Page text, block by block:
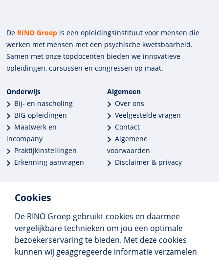
Cookies
De RINO Groep gebruikt cookies en daarmee
vergelijkbare technieken om jou een optimale
bezoekerservaring te bieden. Met deze cookies
kunnen wij geaggregeerde informatie verzamelen
De RINO Groep is een opleidings­insti­tuut voor mensen die
werken met mensen met een psychische kwets­baar­heid.
Samen met onze top­docenten bieden we innova­tieve
opleidingen, cursussen en congres­sen op maat.
Onderwijs
Bij- en nascholing
BIG-opleidingen
Maatwerk en
incompany
Praktijkinstellingen
Erkenning aanvragen
Algemeen
Over ons
Veelgestelde vragen
Contact
Algemene
voorwaarden
Disclaimer & privacy
Meer dan 250 opleidingen
Alle BIG-opleidingen in huis
Cedeo-erkend en CRKBO-geregistreerd
Gemiddelde beoordeling 8,4